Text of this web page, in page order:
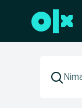
Futerga oʻtish